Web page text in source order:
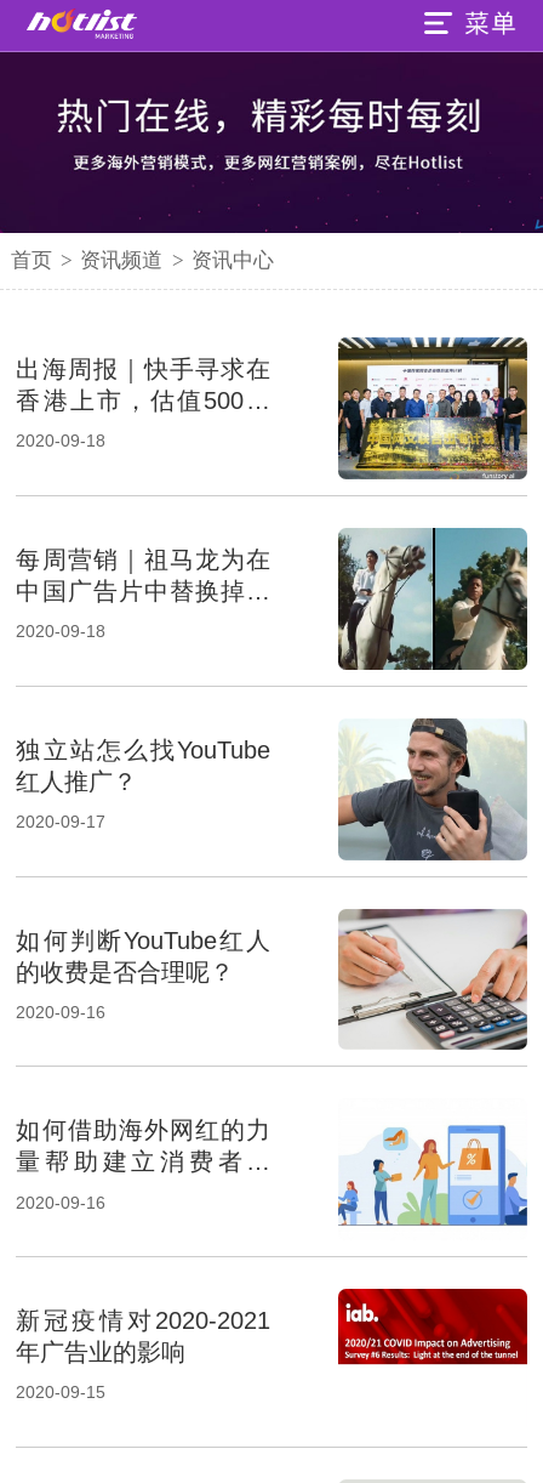
首页 > 资讯频道 > 资讯中心
出海周报｜快手寻求在
香港上市，估值500亿
美元
2020-09-18
每周营销｜祖马龙为在
中国广告片中替换掉非
洲裔演员致歉
2020-09-18
独立站怎么找YouTube
红人推广？
2020-09-17
如何判断YouTube红人
的收费是否合理呢？
2020-09-16
如何借助海外网红的力
量帮助建立消费者信
心？
2020-09-16
新冠疫情对2020-2021
年广告业的影响
2020-09-15